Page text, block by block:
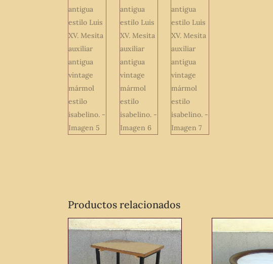
Productos relacionados